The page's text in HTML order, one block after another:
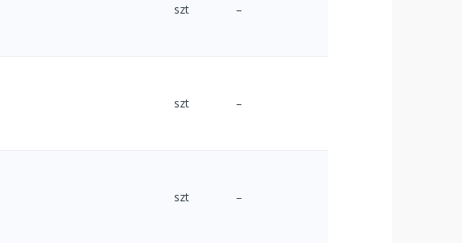
szt –
szt –
szt –